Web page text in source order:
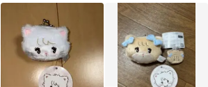
ーズメント